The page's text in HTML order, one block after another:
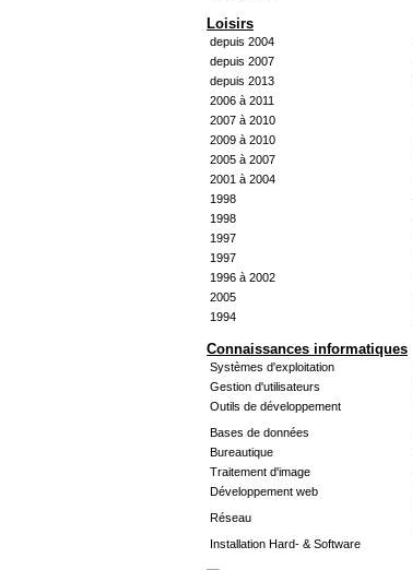
Loisirs
depuis 2004
depuis 2007
depuis 2013
2006 à 2011
2007 à 2010
2009 à 2010
2005 à 2007
2001 à 2004
1998
1998
1997
1997
1996 à 2002
2005
1994
Connaissances informatiques
Systèmes d'exploitation
Gestion d'utilisateurs
Outils de développement
Bases de données
Bureautique
Traitement d'image
Développement web
Réseau
Installation Hard- & Software